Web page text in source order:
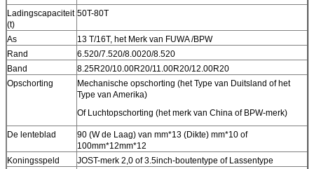
Ladingscapaciteit
(t)
50T-80T
As
13 T/16T, het Merk van FUWA /BPW
Rand
6.520/7.520/8.0020/8.520
Band
8.25R20/10.00R20/11.00R20/12.00R20
Opschorting
Mechanische opschorting (het Type van Duitsland of het
Type van Amerika)
Of Luchtopschorting (het merk van China of BPW-merk)
De lenteblad
90 (W de Laag) van mm*13 (Dikte) mm*10 of
100mm*12mm*12
Koningsspeld
JOST-merk 2,0 of 3.5inch-boutentype of Lassentype